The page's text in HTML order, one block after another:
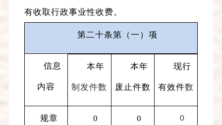
有收取行政事业性收费。
第二十条第（一）项
信息
内容
本年
制发件数
本年
废止件数
现行
有效件数
规章 0 0 0